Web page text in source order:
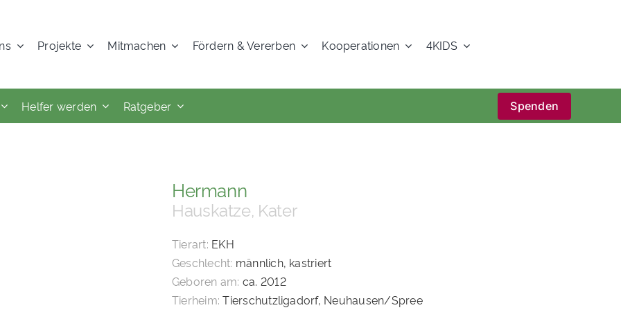
Projekte Mitmachen Fördern & Vererben Kooperationen 4KIDS
Helfer werden Ratgeber Spenden
Hermann
Hauskatze, Kater
Tierart: EKH
Geschlecht: männlich, kastriert
Geboren am: ca. 2012
Tierheim: Tierschutzligadorf, Neuhausen/Spree